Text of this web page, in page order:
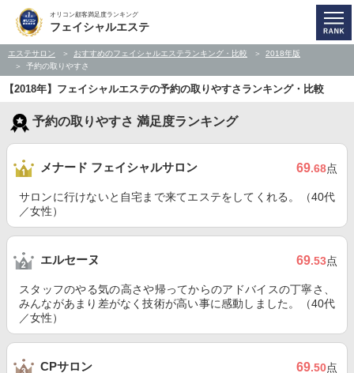
オリコン顧客満足度ランキング
フェイシャルエステ
エステサロン おすすめのフェイシャルエステランキング・比較
2018年版
予約の取りやすさ
【2018年】フェイシャルエステの予約の取りやすさランキング・比較
予約の取りやすさ 満足度ランキング
メナード フェイシャルサロン 69.68点
サロンに行けないと自宅まで来てエステをしてくれる。（40代
／女性）
エルセーヌ 69.53点
スタッフのやる気の高さや帰ってからのアドバイスの丁寧さ、
みんながあまり差がなく技術が高い事に感動しました。（40代
／女性）
CPサロン 69.50点